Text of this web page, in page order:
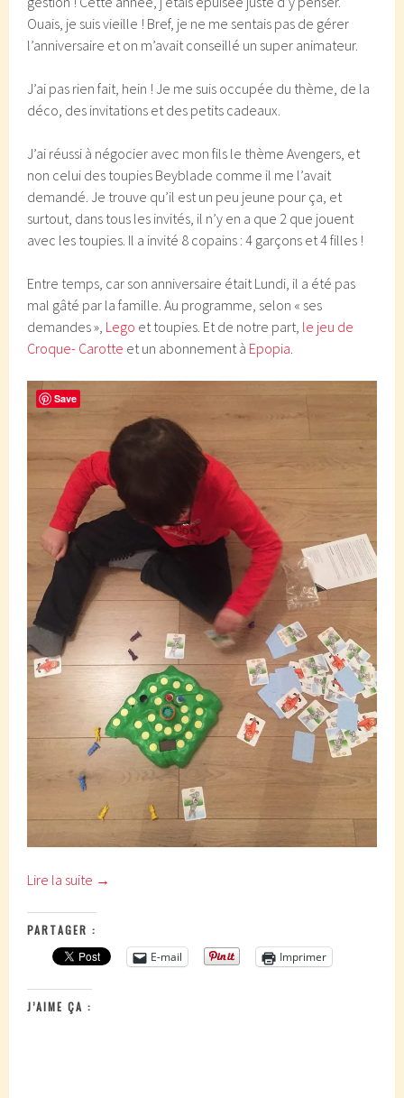
Ouais, je suis vieille ! Bref, je ne me sentais pas de gérer
l’anniversaire et on m’avait conseillé un super animateur.
J’ai pas rien fait, hein ! Je me suis occupée du thème, de la
déco, des invitations et des petits cadeaux.
J’ai réussi à négocier avec mon fils le thème Avengers, et
non celui des toupies Beyblade comme il me l’avait
demandé. Je trouve qu’il est un peu jeune pour ça, et
surtout, dans tous les invités, il n’y en a que 2 que jouent
avec les toupies. Il a invité 8 copains : 4 garçons et 4 filles !
Entre temps, car son anniversaire était Lundi, il a été pas
mal gâté par la famille. Au programme, selon « ses
demandes », Lego et toupies. Et de notre part, le jeu de
Croque- Carotte et un abonnement à Epopia.
Lire la suite →
PARTAGER :
E-mail
Imprimer
J’AIME ÇA :
Save